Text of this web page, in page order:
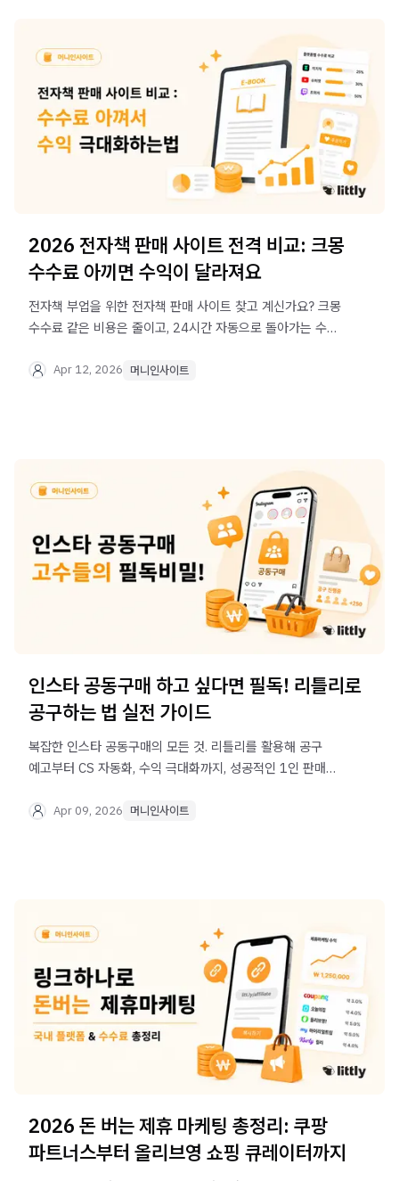
2026 전자책 판매 사이트 전격 비교: 크몽
수수료 아끼면 수익이 달라져요
전자책 부업을 위한 전자책 판매 사이트 찾고 계신가요? 크몽
수수료 같은 비용은 줄이고, 24시간 자동으로 돌아가는 수익
Apr 12, 2026 머니인사이트
인스타 공동구매 하고 싶다면 필독! 리틀리로
공구하는 법 실전 가이드
복잡한 인스타 공동구매의 모든 것. 리틀리를 활용해 공구
예고부터 CS 자동화, 수익 극대화까지, 성공적인 1인 판매를
Apr 09, 2026 머니인사이트
2026 돈 버는 제휴 마케팅 총정리: 쿠팡
파트너스부터 올리브영 쇼핑 큐레이터까지